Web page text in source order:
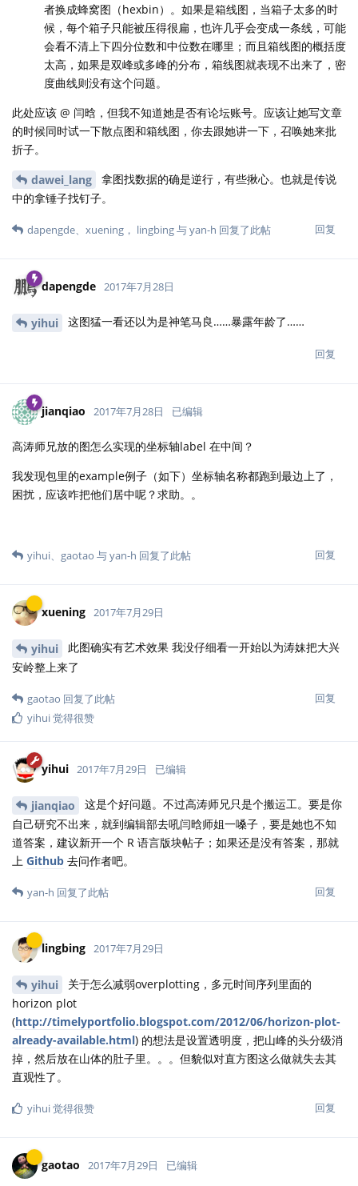
者换成蜂窝图（hexbin）。如果是箱线图，当箱子太多的时
候，每个箱子只能被压得很扁，也许几乎会变成一条线，可能
会看不清上下四分位数和中位数在哪里；而且箱线图的概括度
太高，如果是双峰或多峰的分布，箱线图就表现不出来了，密
度曲线则没有这个问题。
此处应该 @ 闫晗，但我不知道她是否有论坛账号。应该让她写文章
的时候同时试一下散点图和箱线图，你去跟她讲一下，召唤她来批
折子。
dawei_lang
拿图找数据的确是逆行，有些揪心。也就是传说
中的拿锤子找钉子。
回复
dapengde、 xuening ， lingbing与yan-h 回复了此帖
dapengde 2017年7月28日
yihui 这图猛一看还以为是神笔马良……暴露年龄了……
回复
jianqiao 2017年7月28日 已编辑
高涛师兄放的图怎么实现的坐标轴label 在中间？
我发现包里的example例子（如下）坐标轴名称都跑到最边上了，
困扰，应该咋把他们居中呢？求助。。
回复
yihui、 gaotao 与yan-h 回复了此帖
xuening 2017年7月29日
yihui
此图确实有艺术效果 我没仔细看一开始以为涛妹把大兴
安岭整上来了
回复
gaotao 回复了此帖
yihui觉得很赞
yihui 2017年7月29日 已编辑
jianqiao
这是个好问题。不过高涛师兄只是个搬运工。要是你
自己研究不出来，就到编辑部去吼闫晗师姐一嗓子，要是她也不知
道答案，建议新开一个 R 语言版块帖子；如果还是没有答案，那就
上 Github 去问作者吧。
回复
yan-h 回复了此帖
lingbing 2017年7月29日
yihui
关于怎么减弱overplotting，多元时间序列里面的
horizon plot
(http://timelyportfolio.blogspot.com/2012/06/horizon-plot-
already-available.html) 的想法是设置透明度，把山峰的头分级消
掉，然后放在山体的肚子里。。。但貌似对直方图这么做就失去其
直观性了。
回复
yihui觉得很赞
gaotao 2017年7月29日 已编辑